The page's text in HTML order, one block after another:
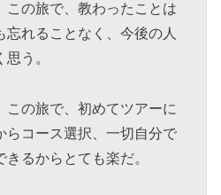
この旅で、教わったことは
忘れることなく、今後の人
う。
この旅で、初めてツアーに
らコース選択、一切自分で
るからとても楽だ。